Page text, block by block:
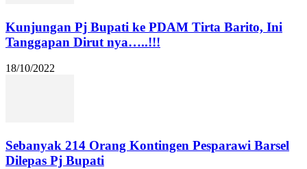
Kunjungan Pj Bupati ke PDAM Tirta Barito, Ini
Tanggapan Dirut nya…..!!!
18/10/2022
Sebanyak 214 Orang Kontingen Pesparawi Barsel
Dilepas Pj Bupati